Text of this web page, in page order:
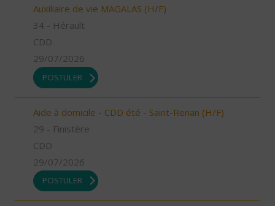
Auxiliaire de vie MAGALAS (H/F)
34 - Hérault
CDD
29/07/2026
POSTULER
Aide à domicile - CDD été - Saint-Renan (H/F)
29 - Finistère
CDD
29/07/2026
POSTULER